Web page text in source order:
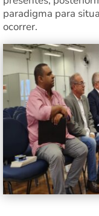
paradigma para
ocorrer.